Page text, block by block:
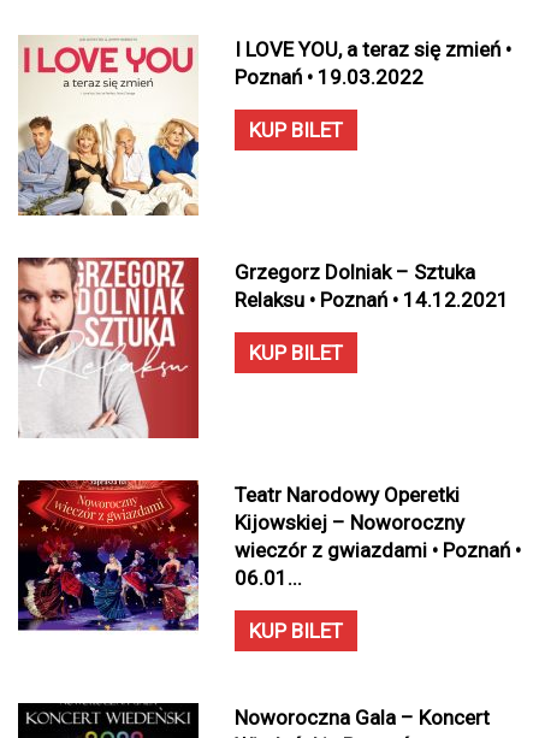
I LOVE YOU, a teraz się zmień •
Poznań • 19.03.2022
KUP BILET
Grzegorz Dolniak – Sztuka
Relaksu • Poznań • 14.12.2021
KUP BILET
Teatr Narodowy Operetki
Kijowskiej – Noworoczny
wieczór z gwiazdami • Poznań •
06.01...
KUP BILET
Noworoczna Gala – Koncert